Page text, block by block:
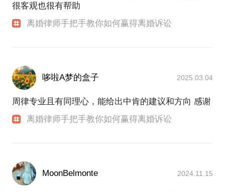
很客观也很有帮助
离婚律师手把手教你如何赢得离婚诉讼
哆啦A梦的盒子 2025.03.04
周律专业且有同理心，能给出中肯的建议和方向 感谢
离婚律师手把手教你如何赢得离婚诉讼
MoonBelmonte 2024.11.15